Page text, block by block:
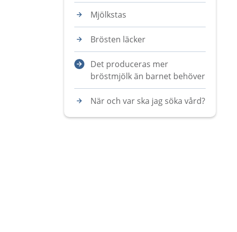
Mjölkstas
Brösten läcker
Det produceras mer
bröstmjölk än barnet behöver
När och var ska jag söka vård?